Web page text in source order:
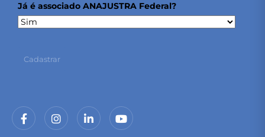
Já é associado ANAJUSTRA Federal?
Cadastrar